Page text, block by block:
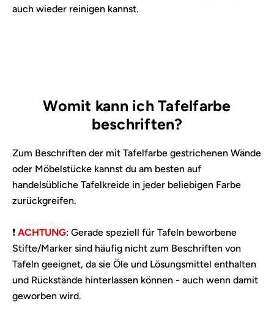
auch wieder reinigen kannst.
Womit kann ich Tafelfarbe
beschriften?
Zum Beschriften der mit Tafelfarbe gestrichenen Wände
oder Möbelstücke kannst du am besten auf
handelsübliche Tafelkreide in jeder beliebigen Farbe
zurückgreifen.
❗ ACHTUNG: Gerade speziell für Tafeln beworbene
Stifte/Marker sind häufig nicht zum Beschriften von
Tafeln geeignet, da sie Öle und Lösungsmittel enthalten
und Rückstände hinterlassen können - auch wenn damit
geworben wird.